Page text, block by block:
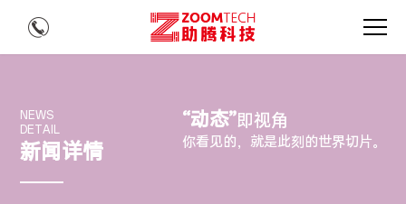
NEWS
DETAIL
新闻详情
“动态”即视角
你看见的，就是此刻的世界切片。